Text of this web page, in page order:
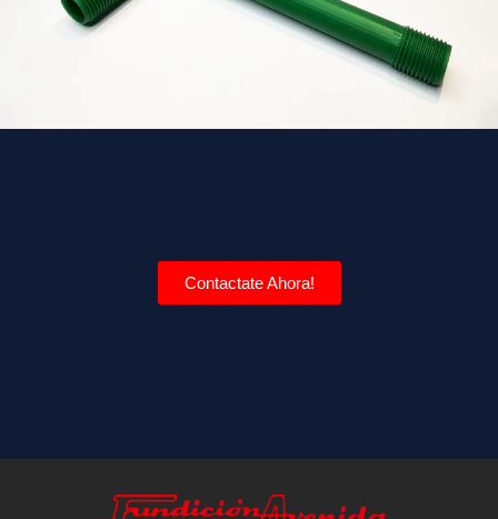
Contactate Ahora!